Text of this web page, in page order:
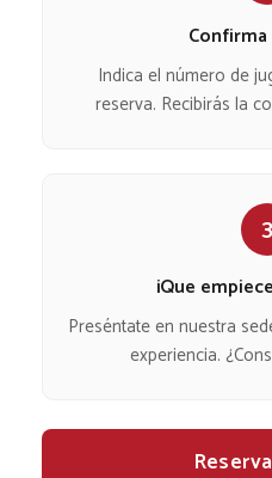
Indica el número de
reserva. Recibirás la
3
¡Que
Preséntate en nuestra
experiencia.